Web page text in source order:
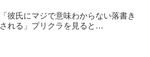
「彼氏にマジで意味わからない落書き
される」プリクラを見ると…